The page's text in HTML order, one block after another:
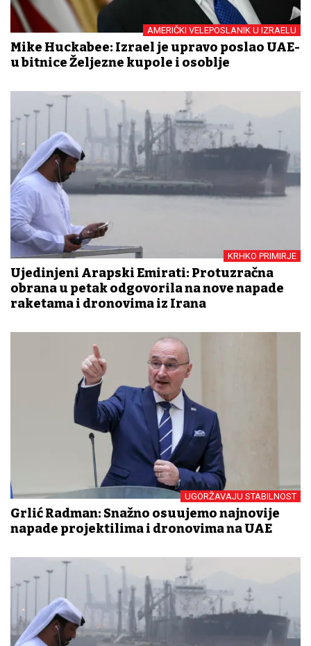
AMERIČKI VELEPOSLANIK U IZRAELU
Mike Huckabee: Izrael je upravo poslao UAE-
u bitnice Željezne kupole i osoblje
KRHKO PRIMIRJE
Ujedinjeni Arapski Emirati: Protuzračna
obrana u petak odgovorila na nove napade
raketama i dronovima iz Irana
UGORŽAVAJU STABILNOST
Grlić Radman: Snažno osuđujemo najnovije
napade projektilima i dronovima na UAE